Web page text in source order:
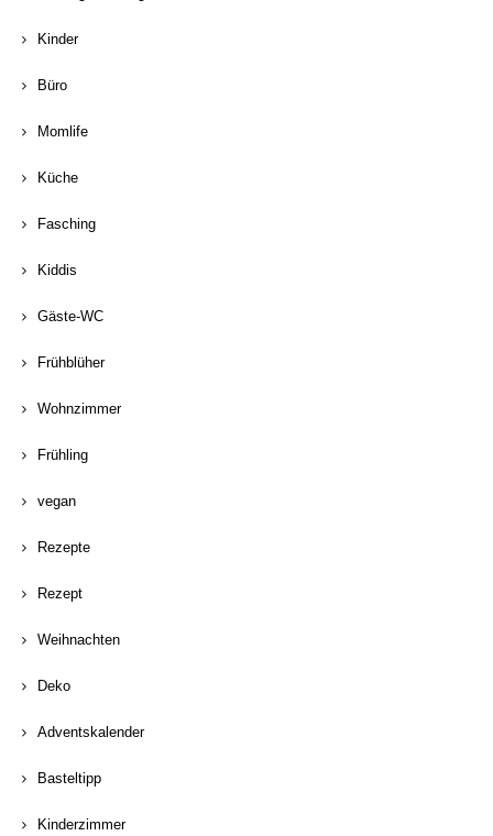
Kinder
Büro
Momlife
Küche
Fasching
Kiddis
Gäste-WC
Frühblüher
Wohnzimmer
Frühling
vegan
Rezepte
Rezept
Weihnachten
Deko
Adventskalender
Basteltipp
Kinderzimmer